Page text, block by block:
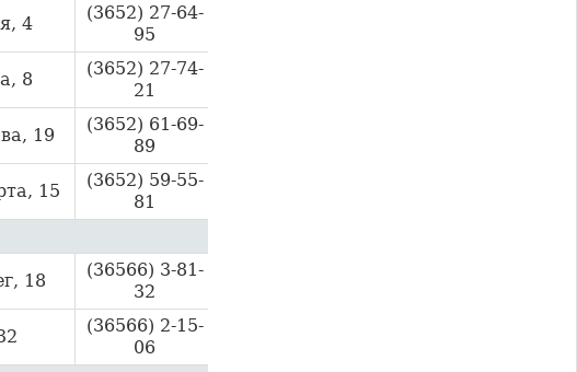
4
(3652) 27-64-
95
8
(3652) 27-74-
21
19
(3652) 61-69-
89
15
(3652) 59-55-
81
18
(36566) 3-81-
32
(36566) 2-15-
06